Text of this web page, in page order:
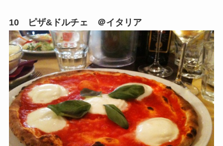
10 ピザ&ドルチェ ＠イタリア